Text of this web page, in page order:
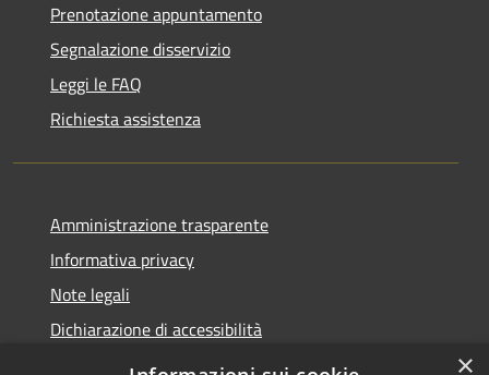
Prenotazione appuntamento
Segnalazione disservizio
Leggi le FAQ
Richiesta assistenza
Amministrazione trasparente
Informativa privacy
Note legali
Dichiarazione di accessibilità
×